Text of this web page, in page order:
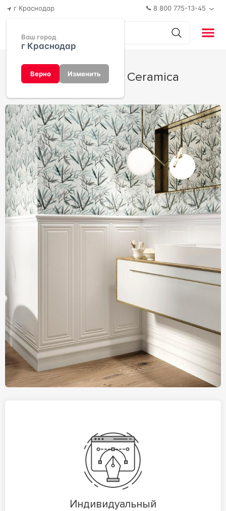
г Краснодар
Ваш город
г Краснодар
Верно Изменить
8 800 775-13-45
Fables от APE Ceramica
Индивидуальный